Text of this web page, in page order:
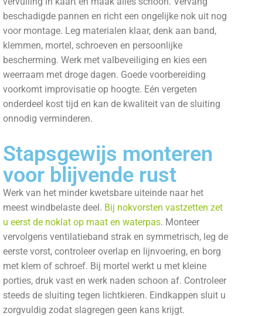
beschadigde pannen en richt een ongelijke nok uit nog
voor montage. Leg materialen klaar, denk aan band,
klemmen, mortel, schroeven en persoonlijke
bescherming. Werk met valbeveiliging en kies een
weerraam met droge dagen. Goede voorbereiding
voorkomt improvisatie op hoogte. Eén vergeten
onderdeel kost tijd en kan de kwaliteit van de sluiting
onnodig verminderen.
Stapsgewijs monteren
voor blijvende rust
Werk van het minder kwetsbare uiteinde naar het
meest windbelaste deel. Bij nokvorsten vastzetten zet
u eerst de noklat op maat en waterpas. Monteer
vervolgens ventilatieband strak en symmetrisch, leg de
eerste vorst, controleer overlap en lijnvoering, en borg
met klem of schroef. Bij mortel werkt u met kleine
porties, druk vast en werk naden schoon af. Controleer
steeds de sluiting tegen lichtkieren. Eindkappen sluit u
zorgvuldig zodat slagregen geen kans krijgt.